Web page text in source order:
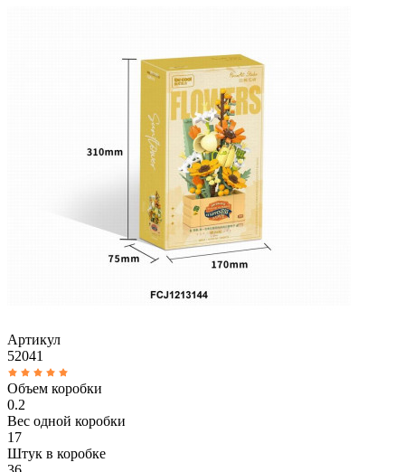
Артикул
52041
Объем коробки
0.2
Вес одной коробки
17
Штук в коробке